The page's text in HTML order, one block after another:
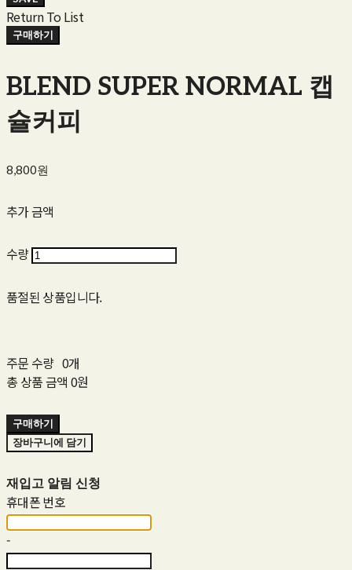
Return To List
구매하기
BLEND SUPER NORMAL 캡
슐커피
8,800원
추가 금액
수량
품절된 상품입니다.
주문 수량 0개
총 상품 금액 0원
구매하기
장바구니에 담기
재입고 알림 신청
휴대폰 번호
-